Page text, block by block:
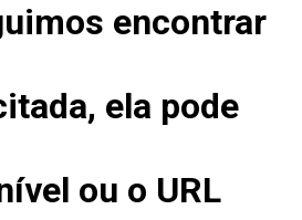
encontrar
ela pode
ou o URL